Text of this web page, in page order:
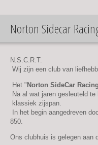
Flanders
Branch
(NOC)
Norton Sidecar
N.S.C.R.T.
Wij zijn een club van
Het "Norton SideCar
Na al wat jaren gesleuteld
klassiek zijspan.
In het begin aangedreven
850.
Ons clubhuis is gelegen aan